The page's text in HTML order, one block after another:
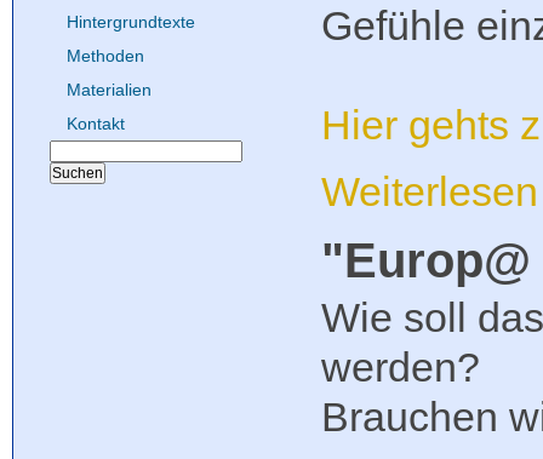
Hintergrundtexte
Methoden
Materialien
Kontakt
Gefühle
Hier gehts
Wie soll
werden?
Brauchen